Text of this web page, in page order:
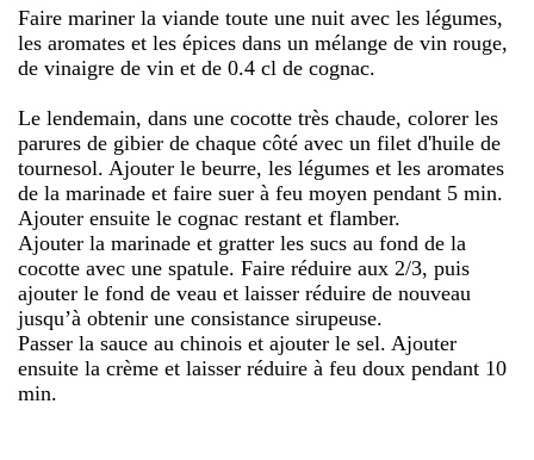
Faire mariner la viande toute une nuit avec les légumes,
les aromates et les épices dans un mélange de vin rouge,
de vinaigre de vin et de 0.4 cl de cognac.
Le lendemain, dans une cocotte très chaude, colorer les
parures de gibier de chaque côté avec un filet d'huile de
tournesol. Ajouter le beurre, les légumes et les aromates
de la marinade et faire suer à feu moyen pendant 5 min.
Ajouter ensuite le cognac restant et flamber.
Ajouter la marinade et gratter les sucs au fond de la
cocotte avec une spatule. Faire réduire aux 2/3, puis
ajouter le fond de veau et laisser réduire de nouveau
jusqu’à obtenir une consistance sirupeuse.
Passer la sauce au chinois et ajouter le sel. Ajouter
ensuite la crème et laisser réduire à feu doux pendant 10
min.